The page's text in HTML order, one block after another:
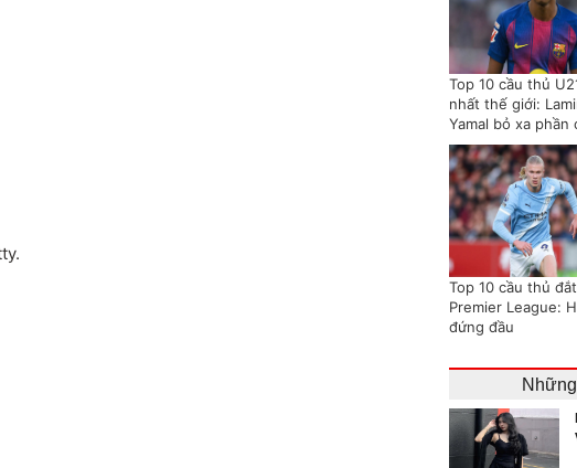
Top 10 cầu thủ
nhất thế giới:
Yamal bỏ xa phần
Top 10 cầu thủ
Premier League:
đứng đầu